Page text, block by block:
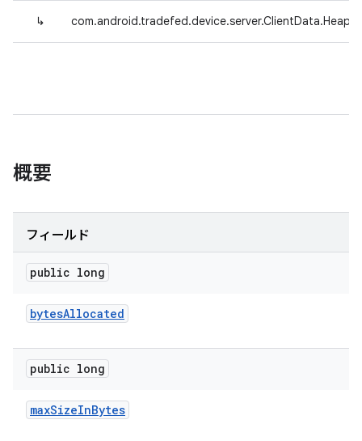
↳
概要
フィールド
public long
bytesAllocated
public long
maxSizeInBytes